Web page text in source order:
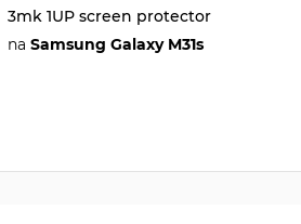
3mk 1UP screen protector
na Samsung Galaxy M31s